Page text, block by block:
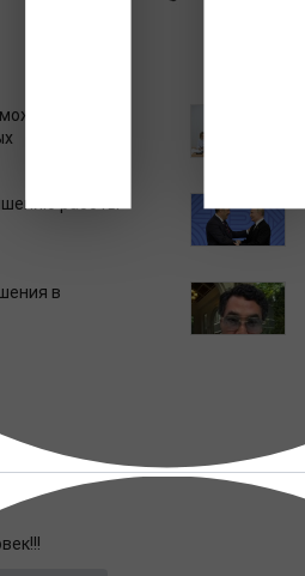
работы
в